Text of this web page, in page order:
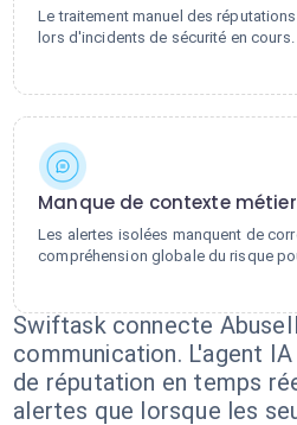
Le traitement manuel des
lors d'incidents de sécurité en cours.
Manque de contexte métier
Les alertes isolées manquent de
compréhension globale du risque
Swiftask connecte
communication. L'agent
de réputation en temps
alertes que lorsque les